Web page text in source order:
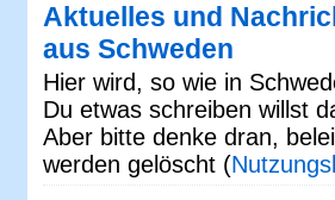
Aktuelles und
aus Schweden
Hier wird, so wie in
Du etwas schreiben willst
Aber bitte denke dran,
werden gelöscht (